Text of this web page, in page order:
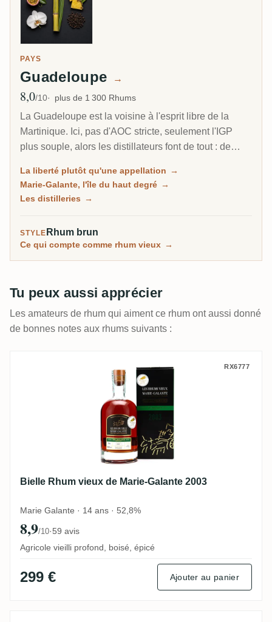
PAYS
Guadeloupe →
Note moyenne
8,0/10 plus de 1 300 Rhums
La Guadeloupe est la voisine à l'esprit libre de la
Martinique. Ici, pas d'AOC stricte, seulement l'IGP
plus souple, alors les distillateurs font de tout : de
mélasse plus riche, et sur la petite île de Marie-
Galante, certains des rhums les plus puissants des
La liberté plutôt qu'une appellation →
Marie-Galante, l'île du haut degré →
Les distilleries →
STYLE Rhum brun
Ce qui compte comme rhum vieux →
Tu peux aussi apprécier
Les amateurs de rhum qui aiment ce rhum ont aussi donné
de bonnes notes aux rhums suivants :
Bielle Rhum vieux de Marie-Galante 2003
RX6777
Bielle Rhum vieux de Marie-Galante 2003
Marie Galante · 14 ans · 52,8%
8,9/10·59 avis
Agricole vieilli profond, boisé, épicé
299 € Ajouter au panier